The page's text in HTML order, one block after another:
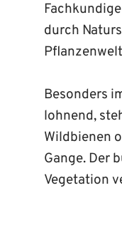
durch
Besonders
lohnend,
Wildbienen
Gange. Der
Vegetation